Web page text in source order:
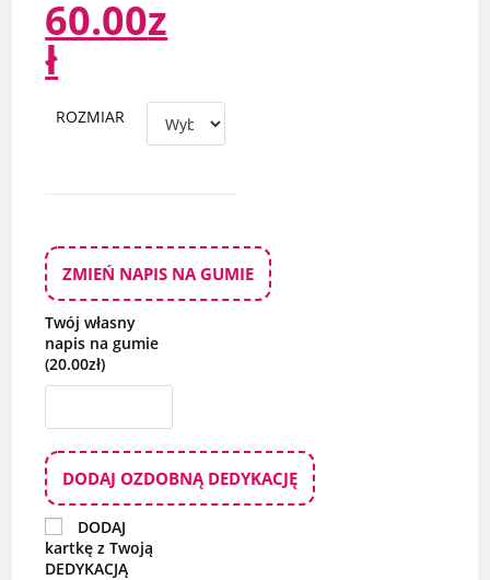
60.00z
ł
ROZMIAR
ZMIEŃ NAPIS NA GUMIE
Twój własny
napis na gumie
(20.00zł)
DODAJ OZDOBNĄ DEDYKACJĘ
DODAJ
kartkę z Twoją
DEDYKACJĄ